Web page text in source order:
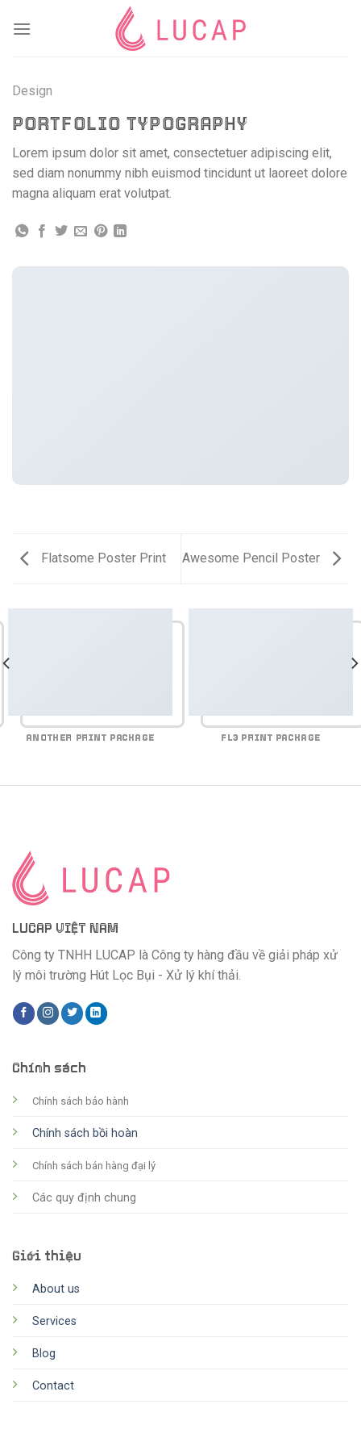
Design
PORTFOLIO TYPOGRAPHY
Lorem ipsum dolor sit amet, consectetuer adipiscing elit,
sed diam nonummy nibh euismod tincidunt ut laoreet dolore
magna aliquam erat volutpat.
Flatsome Poster Print Awesome Pencil Poster
ANOTHER PRINT PACKAGE FL3 PRINT PACKAGE
LUCAP VIỆT NAM
Công ty TNHH LUCAP là Công ty hàng đầu về giải pháp xử
lý môi trường Hút Lọc Bụi - Xử lý khí thải.
Chính sách
Chính sách bảo hành
Chính sách bồi hoàn
Chính sách bán hàng đại lý
Các quy định chung
Giới thiệu
About us
Services
Blog
Contact